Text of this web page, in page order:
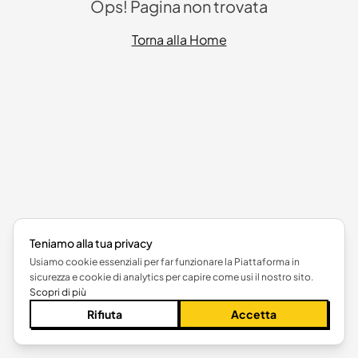
Ops! Pagina non trovata
Torna alla Home
Teniamo alla tua privacy
Usiamo cookie essenziali per far funzionare la Piattaforma in
sicurezza e cookie di analytics per capire come usi il nostro sito.
Scopri di più
Rifiuta Accetta